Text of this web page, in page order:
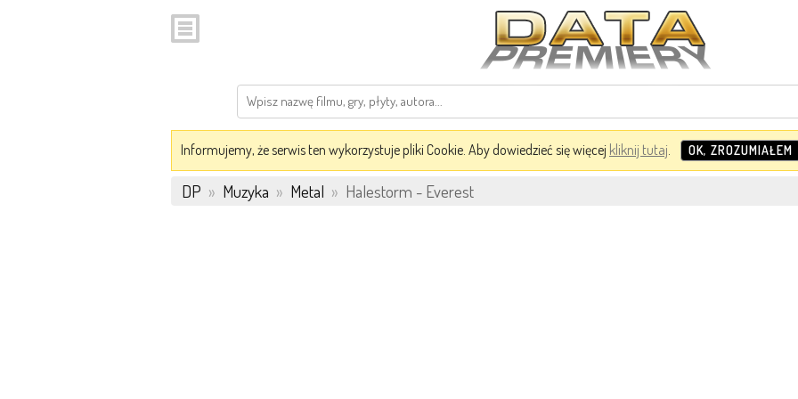
Informujemy, że serwis ten wykorzystuje pliki Cookie. Aby dowiedzieć się więcej kliknij tutaj. OK, ZROZUMIAŁEM
DP » Muzyka » Metal » Halestorm - Everest